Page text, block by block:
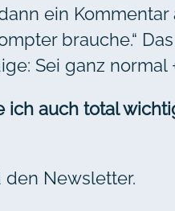
ein
brauche.“
Sei ganz
auch total
Newsletter.